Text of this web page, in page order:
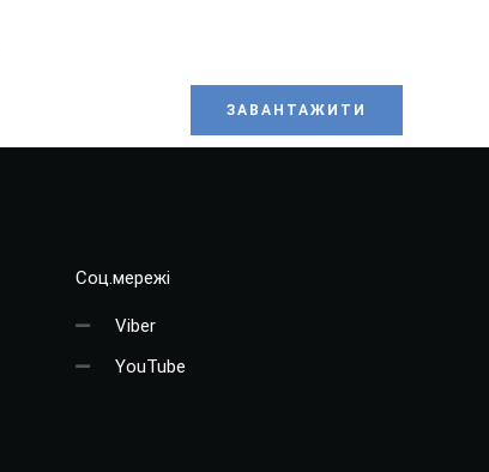
ЗАВАНТАЖИТИ
Соц.мережі
Viber
YouTube